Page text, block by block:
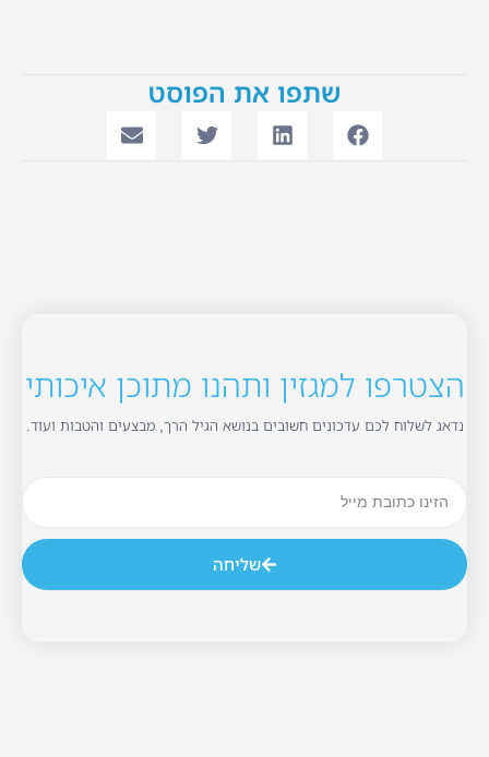
שתפו את הפוסט
הצטרפו למגזין ותהנו מתוכן איכותי
נדאג לשלוח לכם עדכונים חשובים בנושא הגיל הרך, מבצעים והטבות ועוד.
שליחה